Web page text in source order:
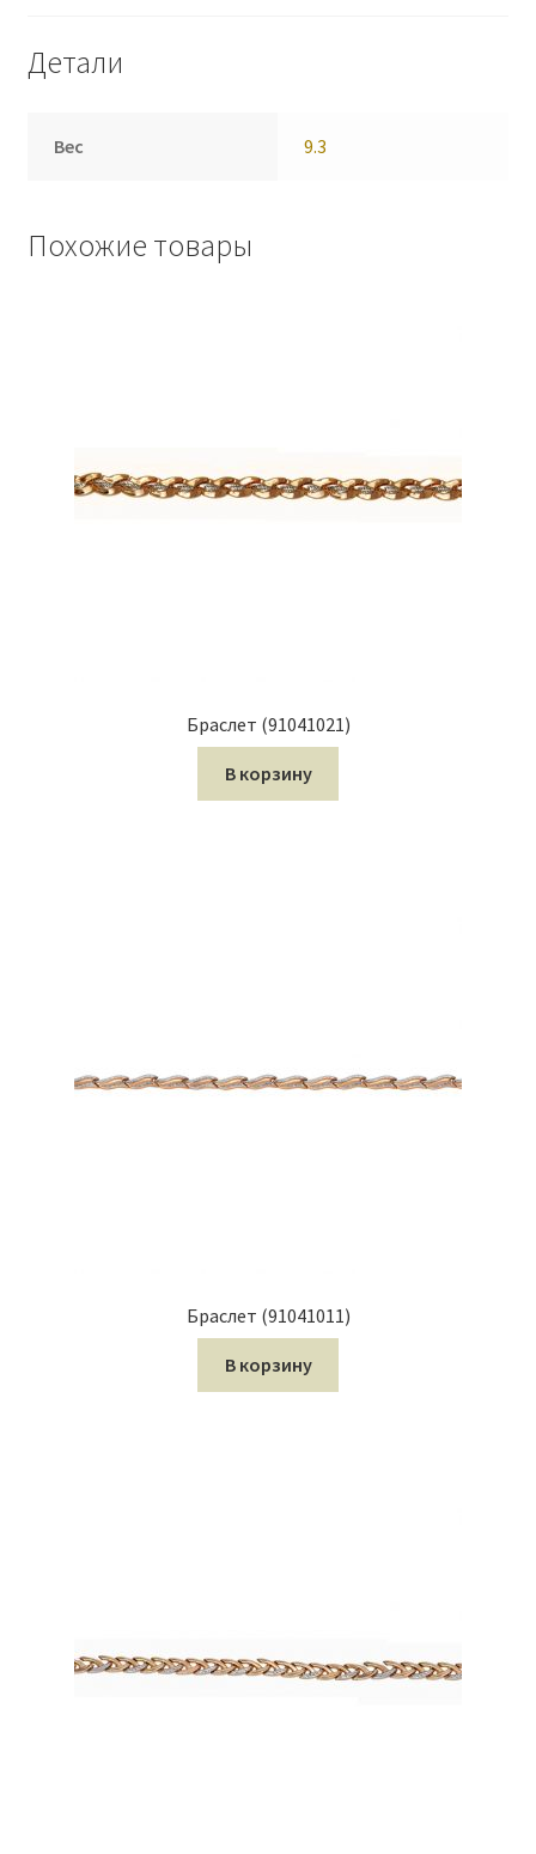
Детали
Вес 9.3
Похожие товары
Браслет (91041021)
В корзину
Браслет (91041011)
В корзину